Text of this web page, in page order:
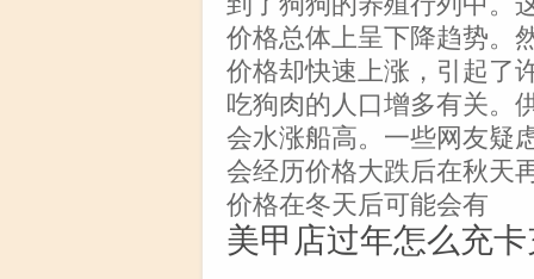
价格总体上呈下降趋势。
价格却快速上涨，引起了
吃狗肉的人口增多有关。
会水涨船高。一些网友疑
会经历价格大跌后在秋天
价格在冬天后可能会有
美甲店过年怎么充